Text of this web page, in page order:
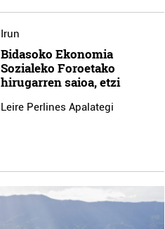
Irun
Bidasoko Ekonomia
Sozialeko Foroetako
hirugarren saioa, etzi
Leire Perlines Apalategi